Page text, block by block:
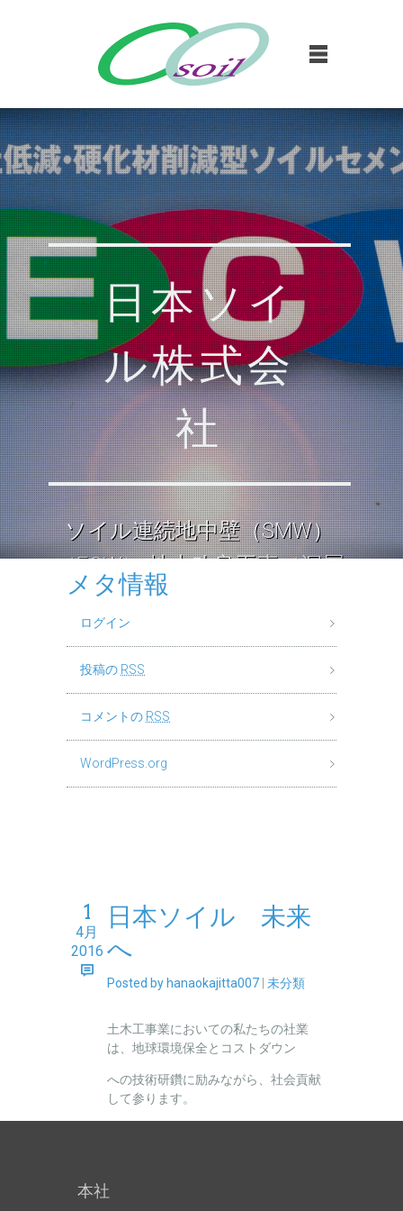
日本ソイ
ル株式会
社
ソイル連続地中壁（SMW）
（ECW） 地中改良工事（深層
混合処理工法） ロックソイル
メタ情報
ログイン
投稿の RSS
コメントの RSS
WordPress.org
1
4月
2016
日本ソイル 未来
へ
Posted by hanaokajitta007 未分類
土木工事業においての私たちの社業
は、地球環境保全とコストダウン
への技術研鑽に励みながら、社会貢献
して参ります。
本社